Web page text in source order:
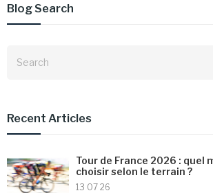
Blog Search
Recent Articles
Tour de France 2026 : quel
choisir selon le terrain ?
13 07 26